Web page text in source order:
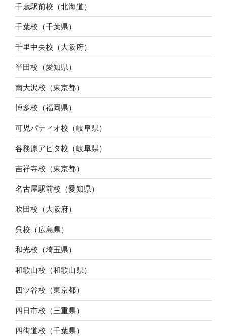
千歳駅前校（北海道）
千葉校（千葉県）
千里中央校（大阪府）
半田校（愛知県）
南大沢校（東京都）
博多校（福岡県）
可児パティオ校（岐阜県）
各務原アピタ校（岐阜県）
吉祥寺校（東京都）
名古屋駅前校（愛知県）
吹田校（大阪府）
呉校（広島県）
和光校（埼玉県）
和歌山校（和歌山県）
四ツ谷校（東京都）
四日市校（三重県）
四街道校（千葉県）